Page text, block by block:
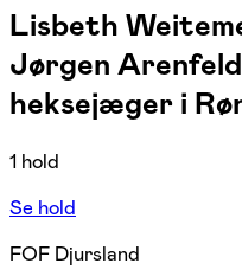
Lisbeth
Jørgen
heksejæger i
1 hold
Se hold
FOF Djursland